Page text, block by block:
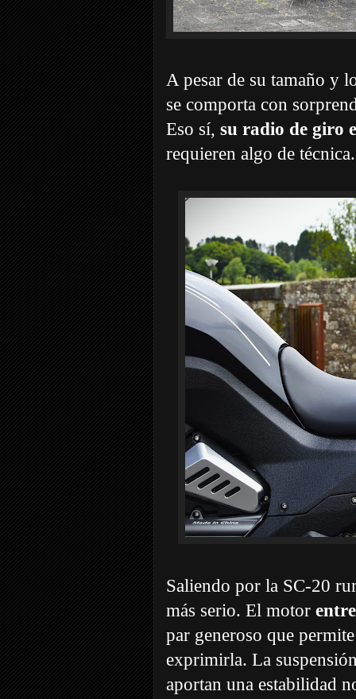
A pesar de su tamaño y
se comporta con
Eso sí, su radio de giro
requieren algo de técnica.
Saliendo por la SC-20
más serio. El motor
par generoso que
exprimirla. La
aportan una estabilidad